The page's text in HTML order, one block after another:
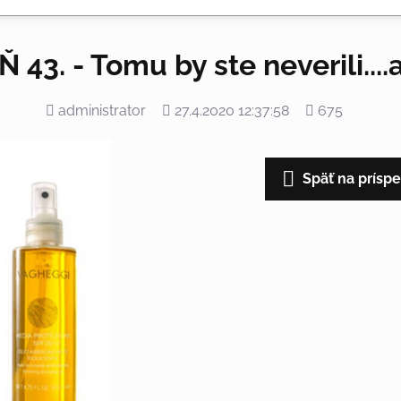
43. - Tomu by ste
Pridal
administrator Pridané
27.4.2020 12:37:58
Počet
675
Späť na